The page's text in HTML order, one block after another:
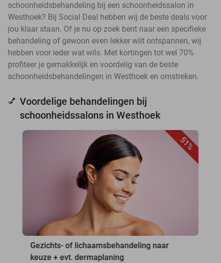
schoonheidsbehandeling bij een schoonheidssalon in
Westhoek? Bij Social Deal hebben wij de beste deals voor
jou klaar staan. Of je nu op zoek bent naar een specifieke
behandeling of gewoon even lekker wilt ontspannen, wij
hebben voor ieder wat wils. Met kortingen tot wel 70%
profiteer je gemakkelijk en voordelig van de beste
schoonheidsbehandelingen in Westhoek en omstreken.
💅 Voordelige behandelingen bij
schoonheidssalons in Westhoek
51%
Gezichts- of lichaamsbehandeling naar
keuze + evt. dermaplaning